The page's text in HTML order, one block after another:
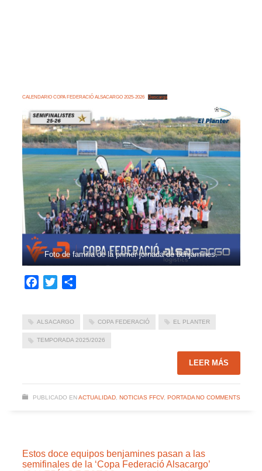
CALENDARIO COPA FEDERACIÓ ALSACARGO 2025-2026 Descarga
Foto de familia de la primer jornada de benjamines.
Facebook
Twitter
ALSACARGO COPA FEDERACIÓ EL PLANTER
TEMPORADA 2025/2026
LEER MÁS
PUBLICADO EN ACTUALIDAD, NOTICIAS FFCV, PORTADANO COMMENTS
Estos doce equipos benjamines pasan a las
semifinales de la ‘Copa Federació Alsacargo’